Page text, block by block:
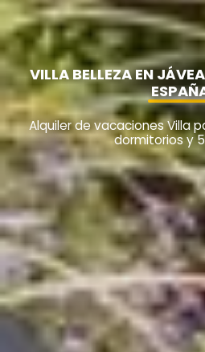
VILLA BELLEZA EN
Alquiler de vacaciones Villa
dormitorios y